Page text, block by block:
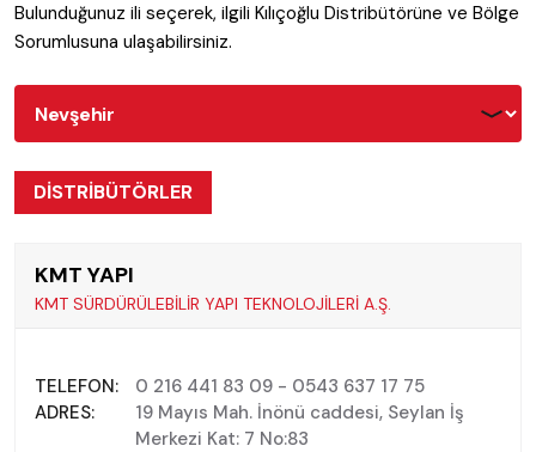
Bulunduğunuz ili seçerek, ilgili Kılıçoğlu Distribütörüne ve Bölge
Sorumlusuna ulaşabilirsiniz.
DİSTRİBÜTÖRLER
KMT YAPI
KMT SÜRDÜRÜLEBİLİR YAPI TEKNOLOJİLERİ A.Ş.
TELEFON:
0 216 441 83 09 - 0543 637 17 75
ADRES:
19 Mayıs Mah. İnönü caddesi, Seylan İş
Merkezi Kat: 7 No:83